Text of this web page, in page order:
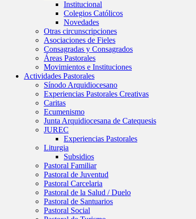
Institucional
Colegios Católicos
Novedades
Otras circunscripciones
Asociaciones de Fieles
Consagradas y Consagrados
Áreas Pastorales
Movimientos e Instituciones
Actividades Pastorales
Sínodo Arquidiocesano
Experiencias Pastorales Creativas
Caritas
Ecumenismo
Junta Arquidiocesana de Catequesis
JUREC
Experiencias Pastorales
Liturgia
Subsidios
Pastoral Familiar
Pastoral de Juventud
Pastoral Carcelaria
Pastoral de la Salud / Duelo
Pastoral de Santuarios
Pastoral Social